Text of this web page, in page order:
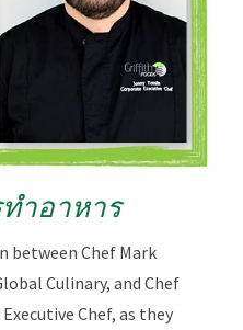
ำอาหาร
between Chef Mark
Culinary, and Chef
Chef, as they